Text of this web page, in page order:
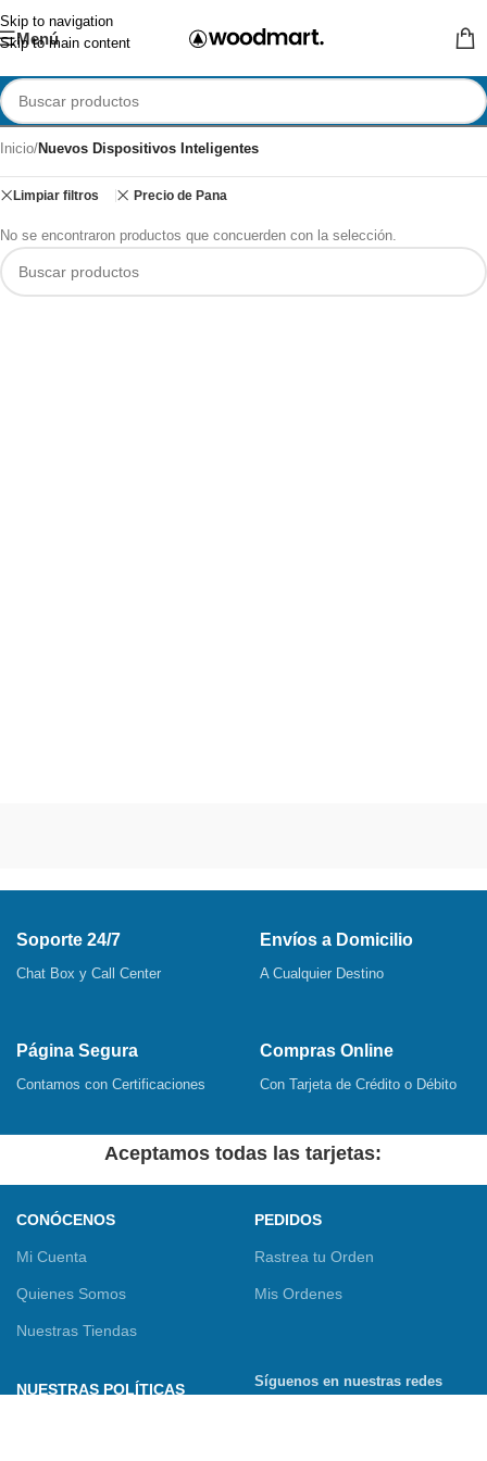
Skip to navigation
Skip to main content
Menú
Inicio/Nuevos Dispositivos Inteligentes
Limpiar filtros Precio de Pana
No se encontraron productos que concuerden con la selección.
Soporte 24/7
Chat Box y Call Center
Envíos a Domicilio
A Cualquier Destino
Página Segura
Contamos con Certificaciones
Compras Online
Con Tarjeta de Crédito o Débito
Aceptamos todas las tarjetas:
CONÓCENOS
Mi Cuenta
Quienes Somos
Nuestras Tiendas
PEDIDOS
Rastrea tu Orden
Mis Ordenes
NUESTRAS POLÍTICAS
Síguenos en nuestras redes